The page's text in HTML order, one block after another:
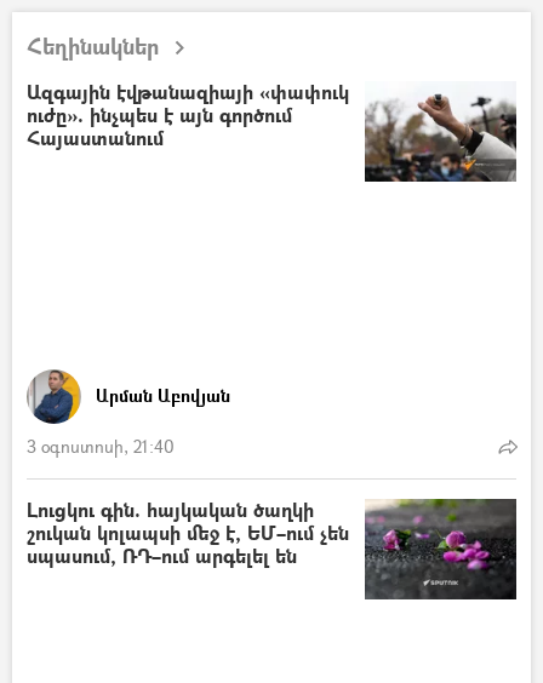
Հեղինակներ
Ազգային էվթանազիայի «փափուկ
ուժը». ինչպես է այն գործում
Հայաստանում
Արման Աբովյան
3 օգոստոսի, 21:40
Լուցկու գին. հայկական ծաղկի
շուկան կոլապսի մեջ է, ԵՄ–ում չեն
սպասում, ՌԴ–ում արգելել են